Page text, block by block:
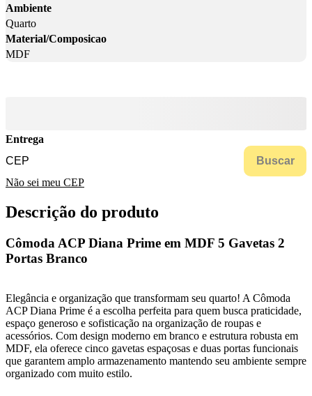
Ambiente
Quarto
Material/Composicao
MDF
Entrega
Buscar
Não sei meu CEP
Descrição do produto
Cômoda ACP Diana Prime em MDF 5 Gavetas 2
Portas Branco
Elegância e organização que transformam seu quarto! A Cômoda
ACP Diana Prime é a escolha perfeita para quem busca praticidade,
espaço generoso e sofisticação na organização de roupas e
acessórios. Com design moderno em branco e estrutura robusta em
MDF, ela oferece cinco gavetas espaçosas e duas portas funcionais
que garantem amplo armazenamento mantendo seu ambiente sempre
organizado com muito estilo.